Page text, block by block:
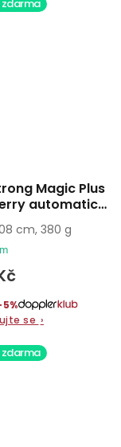
zdarma
Magic Plus
automatický
se ›
cm, 380 g
zdarma